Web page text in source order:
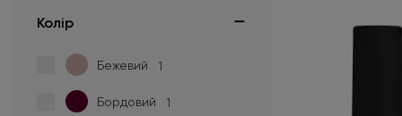
Колір
Бежевий 1
Бордовий 1